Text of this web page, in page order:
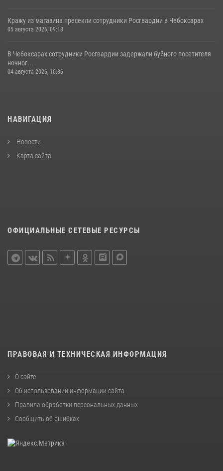
Кражу из магазина пресекли сотрудники Росгвардии в Чебоксарах
05 августа 2026, 09:18
В Чебоксарах сотрудники Росгвардии задержали буйного посетителя
ночног...
04 августа 2026, 10:36
НАВИГАЦИЯ
Новости
Карта сайта
ОФИЦИАЛЬНЫЕ СЕТЕВЫЕ РЕСУРСЫ
ПРАВОВАЯ И ТЕХНИЧЕСКАЯ ИНФОРМАЦИЯ
О сайте
Об использовании информации сайта
Правила обработки персональных данных
Сообщить об ошибках